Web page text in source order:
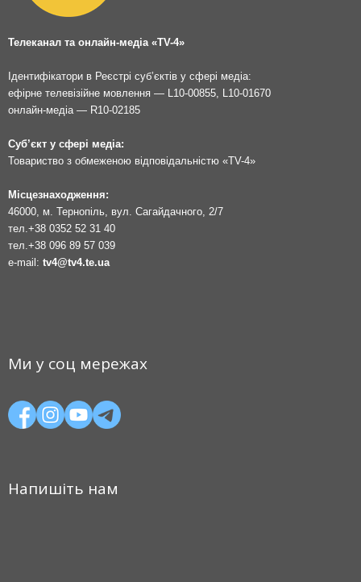
Телеканал та онлайн-медіа «TV-4»
Ідентифікатори в Реєстрі суб’єктів у сфері медіа:
ефірне телевізійне мовлення — L10-00855, L10-01670
онлайн-медіа — R10-02185
Суб’єкт у сфері медіа:
Товариство з обмеженою відповідальністю «TV-4»
Місцезнаходження:
46000, м. Тернопіль, вул. Сагайдачного, 2/7
тел. +38 0352 52 31 40
тел. +38 096 89 57 039
e-mail: tv4@tv4.te.ua
Ми у соц мережах
Напишіть нам